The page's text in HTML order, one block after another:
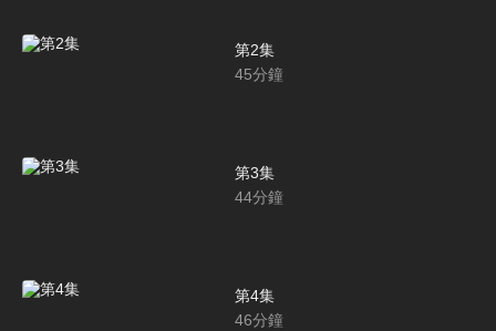
第2集
45分鐘
第3集
44分鐘
第4集
46分鐘